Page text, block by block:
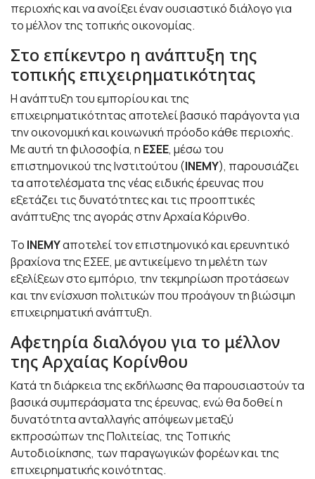
περιοχής και να ανοίξει έναν ουσιαστικό διάλογο για
το μέλλον της τοπικής οικονομίας.
Στο επίκεντρο η ανάπτυξη της
τοπικής επιχειρηματικότητας
Η ανάπτυξη του εμπορίου και της
επιχειρηματικότητας αποτελεί βασικό παράγοντα για
την οικονομική και κοινωνική πρόοδο κάθε περιοχής.
Με αυτή τη φιλοσοφία, η ΕΣΕΕ, μέσω του
επιστημονικού της Ινστιτούτου (ΙΝΕΜΥ), παρουσιάζει
τα αποτελέσματα της νέας ειδικής έρευνας που
εξετάζει τις δυνατότητες και τις προοπτικές
ανάπτυξης της αγοράς στην Αρχαία Κόρινθο.
Το ΙΝΕΜΥαποτελεί τον επιστημονικό και ερευνητικό
βραχίονα της ΕΣΕΕ, με αντικείμενο τη μελέτη των
εξελίξεων στο εμπόριο, την τεκμηρίωση προτάσεων
και την ενίσχυση πολιτικών που προάγουν τη βιώσιμη
επιχειρηματική ανάπτυξη.
Αφετηρία διαλόγου για το μέλλον
της Αρχαίας Κορίνθου
Κατά τη διάρκεια της εκδήλωσης θα παρουσιαστούν τα
βασικά συμπεράσματα της έρευνας, ενώ θα δοθεί η
δυνατότητα ανταλλαγής απόψεων μεταξύ
εκπροσώπων της Πολιτείας, της Τοπικής
Αυτοδιοίκησης, των παραγωγικών φορέων και της
επιχειρηματικής κοινότητας.